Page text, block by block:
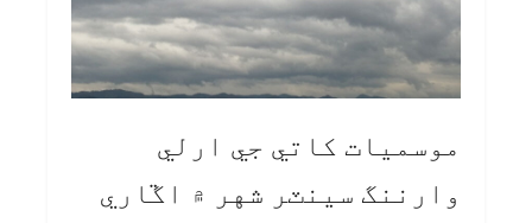
موسميات کاتي جي ارلي
وارننگ سينٽر شهر ۾ اڱاري